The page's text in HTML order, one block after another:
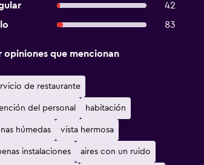
42
83
opiniones que mencionan
de restaurante
del personal habitación
húmedas vista hermosa
instalaciones aires con un ruido